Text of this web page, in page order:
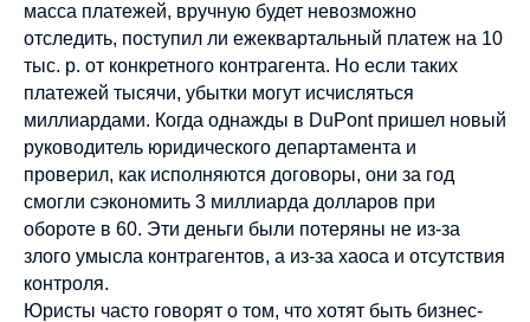
масса платежей, вручную будет невозможно
отследить, поступил ли ежеквартальный платеж на 10
тыс. р. от конкретного контрагента. Но если таких
платежей тысячи, убытки могут исчисляться
миллиардами. Когда однажды в DuPont пришел новый
руководитель юридического департамента и
проверил, как исполняются договоры, они за год
смогли сэкономить 3 миллиарда долларов при
обороте в 60. Эти деньги были потеряны не из-за
злого умысла контрагентов, а из-за хаоса и отсутствия
контроля.
Юристы часто говорят о том, что хотят быть бизнес-